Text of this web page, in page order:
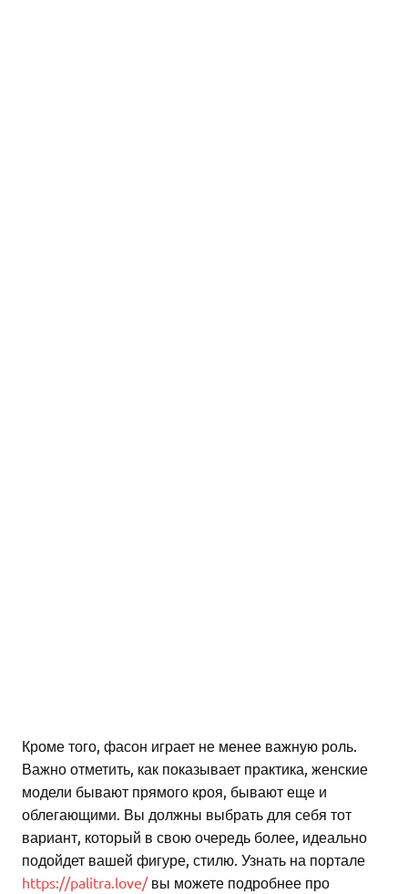
Кроме того, фасон играет не менее важную роль.
Важно отметить, как показывает практика, женские
модели бывают прямого кроя, бывают еще и
облегающими. Вы должны выбрать для себя тот
вариант, который в свою очередь более, идеально
подойдет вашей фигуре, стилю. Узнать на портале
https://palitra.love/вы можете подробнее про